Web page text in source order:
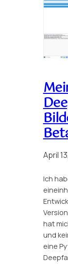
April
Ich
hat
und
eine